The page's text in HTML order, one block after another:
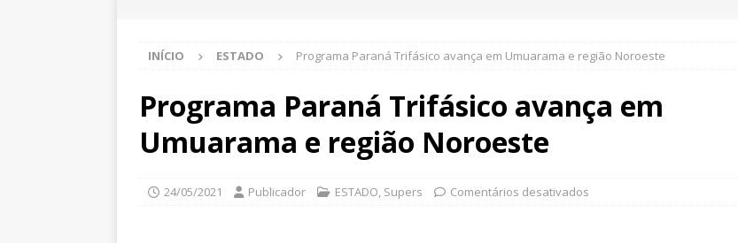
INÍCIO ESTADO Programa Paraná Trifásico avança em Umuarama e região Noroeste
Programa Paraná Trifásico avança em
Umuarama e região Noroeste
24/05/2021 Publicador ESTADO, Supers Comentários desativados